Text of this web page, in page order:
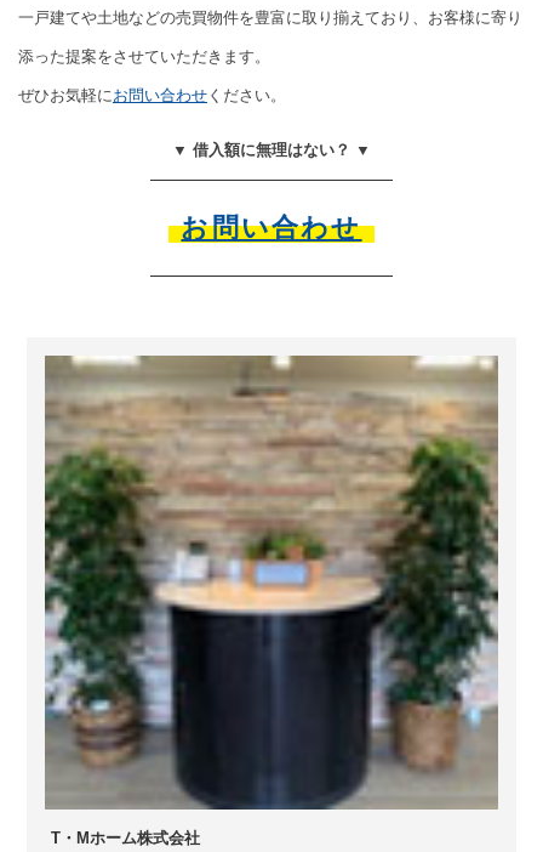
一戸建てや土地などの売買物件を豊富に取り揃えており、お客様に寄り
添った提案をさせていただきます。
ぜひお気軽にお問い合わせ ください。
▼ 借入額に無理はない？ ▼
お問い合わせ
T・Mホーム株式会社